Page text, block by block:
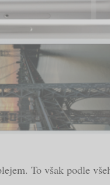
To však podle